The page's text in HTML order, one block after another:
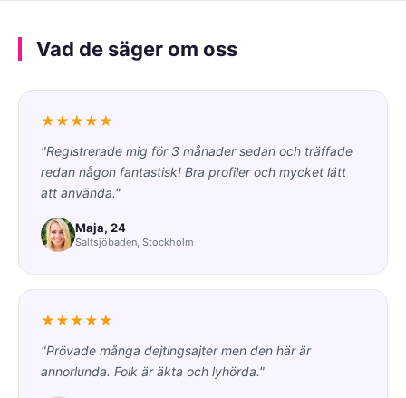
Vad de säger om oss
★★★★★
"Registrerade mig för 3 månader sedan och träffade
redan någon fantastisk! Bra profiler och mycket lätt
att använda."
Maja, 24
Saltsjöbaden, Stockholm
★★★★★
"Prövade många dejtingsajter men den här är
annorlunda. Folk är äkta och lyhörda."